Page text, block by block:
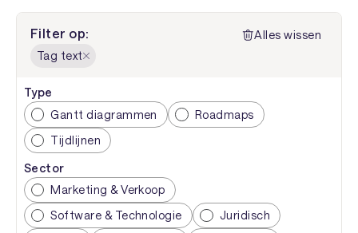
Filter op:
Tag text
Alles wissen
Type
Gantt diagrammen
Roadmaps
Tijdlijnen
Sector
Marketing & Verkoop
Software & Technologie
Juridisch